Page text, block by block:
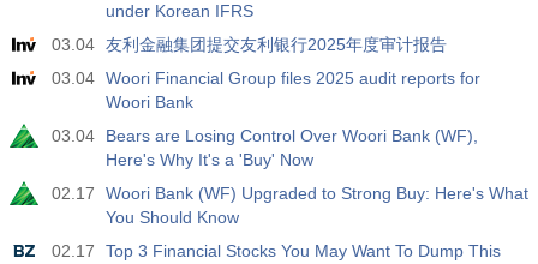
USD
实际值
预测值
前值
120.1 K
19:30
USD
美国商品期货委员会(CFTC)黄金非商业净持仓
实际值
预测值
-17.2 K
19:30
美国商品期货委员会(CFTC)纳斯达克100非商业净持仓
under Korean IFRS
03.04 友利金融集团提交友利银行2025年度审计报告
03.04 Woori Financial Group files 2025 audit reports for
Woori Bank
03.04
Bears are Losing Control Over Woori Bank (WF),
Here's Why It's a 'Buy' Now
02.17
Woori Bank (WF) Upgraded to Strong Buy: Here's What
You Should Know
02.17
Top 3 Financial Stocks You May Want To Dump This